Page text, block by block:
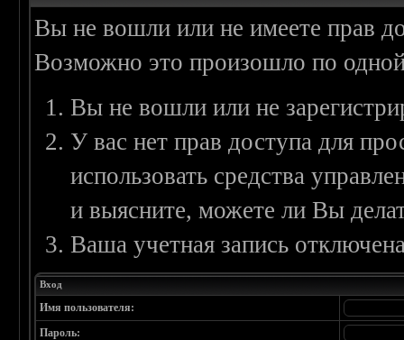
Вы не вошли или не имеете прав
Возможно это произошло по
Вы не вошли или не
У вас нет прав доступа для
использовать средства
и выясните, можете ли Вы
Ваша учетная запись
Вход
Имя пользователя:
Пароль: